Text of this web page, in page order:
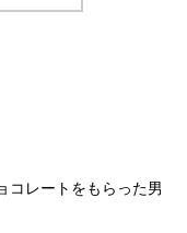
コレートをもらった男